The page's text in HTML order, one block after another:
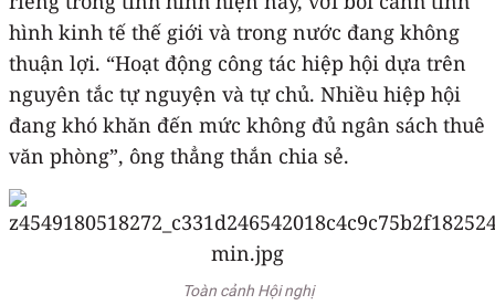
hình kinh tế thế giới và trong nước đang không
thuận lợi. “Hoạt động công tác hiệp hội dựa trên
nguyên tắc tự nguyện và tự chủ. Nhiều hiệp hội
đang khó khăn đến mức không đủ ngân sách thuê
văn phòng”, ông thẳng thắn chia sẻ.
Toàn cảnh Hội nghị